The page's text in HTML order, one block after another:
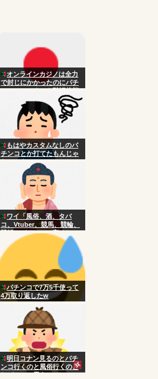
オンラインカジノは全力
で封じにかかったのにパチ
ンコはいつまでも黙認状態
もはやカスタムなしのパ
チンコとか打てたもんじゃ
ないのよ
ワイ「風俗、酒、タバ
コ、Vtuber、競馬、競輪、
競艇、パチンコ、宝くじ一
切やりません興味ありませ
ん」
パチンコで7万5千使って
4万取り返したw
明日コナン見るのとパチ
ンコ行くのと風俗行くのど
れがいいと思う？